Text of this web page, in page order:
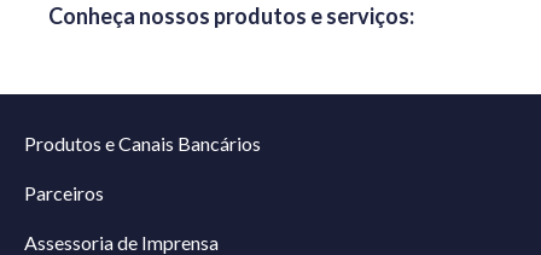
Conheça nossos produtos e serviços:
Produtos e Canais Bancários
Parceiros
Assessoria de Imprensa